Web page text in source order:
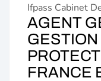
Ifpass Cabinet
AGENT
GESTION
FRANCE